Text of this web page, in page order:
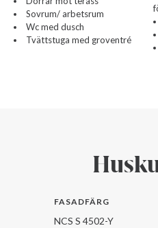
Sovrum/ arbetsrum
Wc med dusch
Tvättstuga med groventré
FASADFÄRG
NCS S 4502-Y